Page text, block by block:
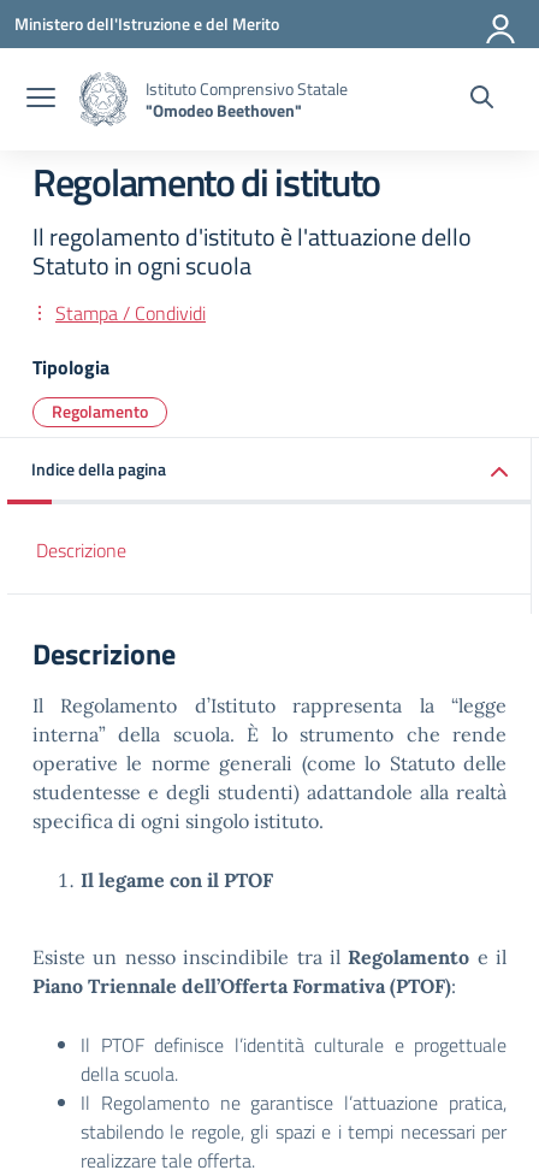
Vai ai contenuti
Vai al menu di navigazione
Vai al footer
Ministero dell'Istruzione e del Merito
Istituto Comprensivo Statale
"Omodeo Beethoven"
Regolamento di istituto
Il regolamento d'istituto è l'attuazione dello
Statuto in ogni scuola
Stampa / Condividi
Tipologia
Regolamento
Indice della pagina
Descrizione
Descrizione
Il Regolamento d’Istituto rappresenta la “legge
interna” della scuola. È lo strumento che rende
operative le norme generali (come lo Statuto delle
studentesse e degli studenti) adattandole alla realtà
specifica di ogni singolo istituto.
Il legame con il PTOF
Esiste un nesso inscindibile tra ilRegolamento e il
Piano Triennale dell’Offerta Formativa (PTOF):
Il PTOF definisce l’identità culturale e progettuale
della scuola.
Il Regolamento ne garantisce l’attuazione pratica,
stabilendo le regole, gli spazi e i tempi necessari per
realizzare tale offerta.